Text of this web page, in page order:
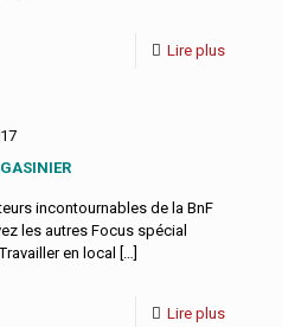
Lire plus
incontournables de la BnF
les autres Focus spécial
en local
[…]
Lire plus